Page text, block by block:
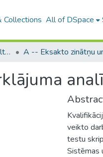
Collections All of DSpace
B4 – LU fakultātes / Faculties of the UL
veikto
testu
Sistēmas